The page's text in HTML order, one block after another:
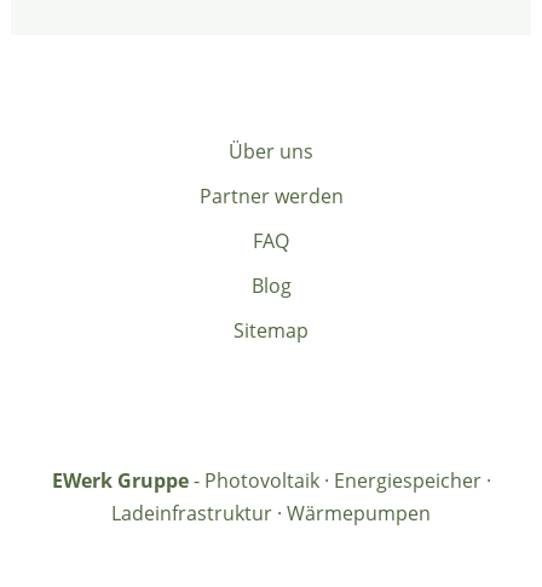
Über uns
Partner werden
FAQ
Blog
Sitemap
EWerk Gruppe- Photovoltaik · Energiespeicher ·
Ladeinfrastruktur · Wärmepumpen